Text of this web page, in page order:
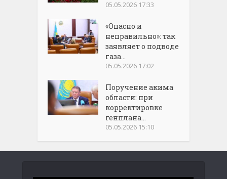
05.05.2026 17:33
«Опасно и
неправильно»: так
заявляет о подводе
газа...
05.05.2026 17:02
Поручение акима
области: при
корректировке
генплана...
05.05.2026 15:10